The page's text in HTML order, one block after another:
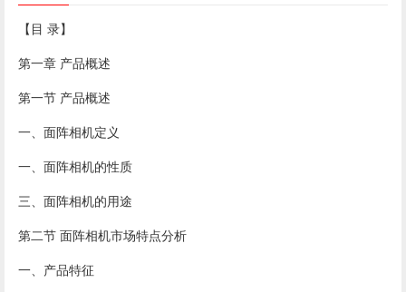
【目 录】
第一章 产品概述
第一节 产品概述
一、面阵相机定义
一、面阵相机的性质
三、面阵相机的用途
第二节 面阵相机市场特点分析
一、产品特征